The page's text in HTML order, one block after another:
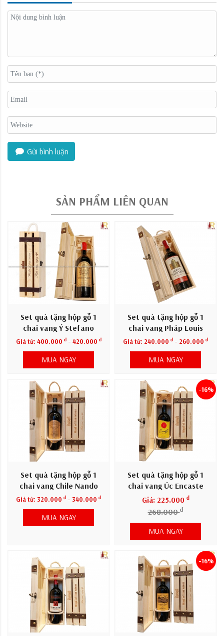
Gửi bình luận
SẢN PHẨM LIÊN QUAN
Set quà tặng hộp gỗ 1
chai vang Ý Stefano
Giá từ: 400.000 đ- 420.000 đ
MUA NGAY
Set quà tặng hộp gỗ 1
chai vang Pháp Louis
Frontera
Giá từ: 240.000 đ - 260.000 đ
MUA NGAY
Set quà tặng hộp gỗ 1
chai vang Chile Nando
Giá từ: 320.000 đ- 340.000 đ
MUA NGAY
Set quà tặng hộp gỗ 1
chai vang Úc Encaste
Giá: 225.000 đ
268.000đ
-16%
MUA NGAY
-16%